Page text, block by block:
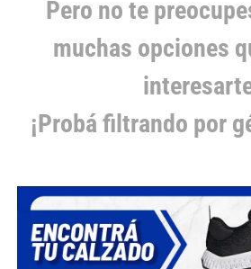
Pero no te
muchas opciones
¡Probá filtrando por